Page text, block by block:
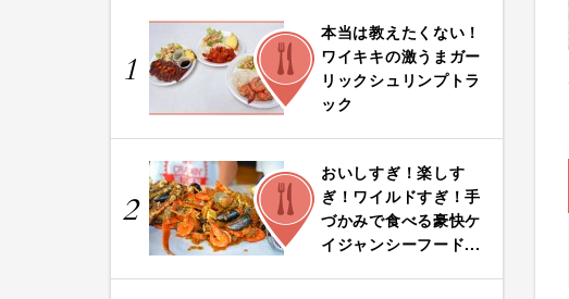
1
FOOD
本当は教えたくない！
ワイキキの激うまガー
リックシュリンプトラ
ック
2
FOOD
おいしすぎ！楽しす
ぎ！ワイルドすぎ！手
づかみで食べる豪快ケ
イジャンシーフード...